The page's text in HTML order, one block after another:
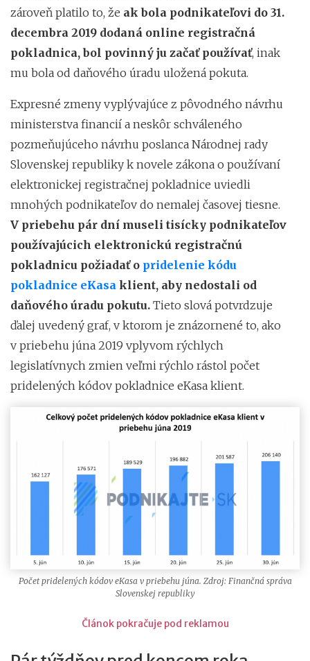
zároveň platilo to, že ak bola podnikateľovi do 31.
decembra 2019 dodaná online registračná
pokladnica, bol povinný ju začať používať, inak
mu bola od daňového úradu uložená pokuta.
Expresné zmeny vyplývajúce z pôvodného návrhu
ministerstva financií a neskôr schváleného
pozmeňujúceho návrhu poslanca Národnej rady
Slovenskej republiky k novele zákona o používaní
elektronickej registračnej pokladnice uviedli
mnohých podnikateľov do nemalej časovej tiesne.
V priebehu pár dní museli tisícky podnikateľov
používajúcich elektronickú registračnú
pokladnicu požiadať o pridelenie kódu
pokladnice eKasa klient, aby nedostali od
daňového úradu pokutu. Tieto slová potvrdzuje
ďalej uvedený graf, v ktorom je znázornené to, ako
v priebehu júna 2019 vplyvom rýchlych
legislatívnych zmien veľmi rýchlo rástol počet
pridelených kódov pokladnice eKasa klient.
Počet pridelených kódov eKasa v priebehu júna. Zdroj: Finančná správa
Slovenskej republiky
Článok pokračuje pod reklamou